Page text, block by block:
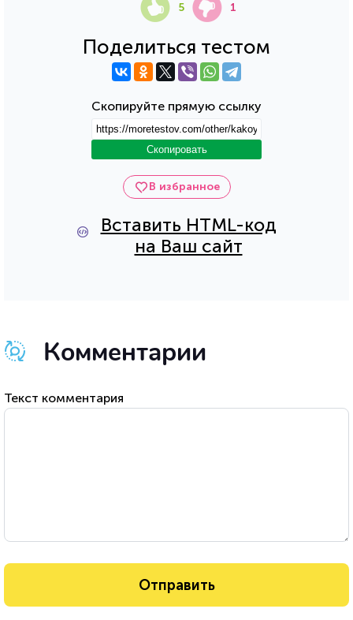
В избранное
Вставить HTML-код
на Ваш сайт
Поделиться тестом
Скопируйте прямую ссылку
Скопировать
5 1
Комментарии
Текст комментария